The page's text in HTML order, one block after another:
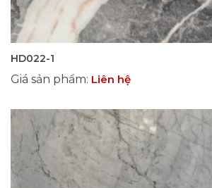
HD022-1
Giá sản phẩm: Liên hệ